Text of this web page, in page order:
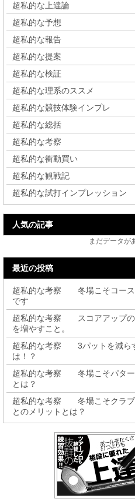
超私的な上達論
超私的な予想
超私的な報告
超私的な提案
超私的な検証
超私的な理系のススメ
超私的な競技体験インプレ
超私的な総括
超私的な考察
超私的な衝動買い
超私的な観戦記
超私的な試打インプレッション
人気の記事
まだデータが
最近の投稿
超私的な考察 冬場こそコース
です
超私的な考察 スコアアップの
を増やすこと。
超私的な考察 3パットを減ら
は！？
超私的な考察 冬場こそパター
とは？
超私的な考察 冬場こそクラブ
とのメリットとは？